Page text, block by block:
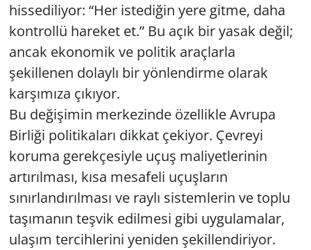
hissediliyor: “Her istediğin yere gitme, daha
kontrollü hareket et.” Bu açık bir yasak değil;
ancak ekonomik ve politik araçlarla
şekillenen dolaylı bir yönlendirme olarak
karşımıza çıkıyor.
Bu değişimin merkezinde özellikle Avrupa
Birliği politikaları dikkat çekiyor. Çevreyi
koruma gerekçesiyle uçuş maliyetlerinin
artırılması, kısa mesafeli uçuşların
sınırlandırılması ve raylı sistemlerin ve toplu
taşımanın teşvik edilmesi gibi uygulamalar,
ulaşım tercihlerini yeniden şekillendiriyor.